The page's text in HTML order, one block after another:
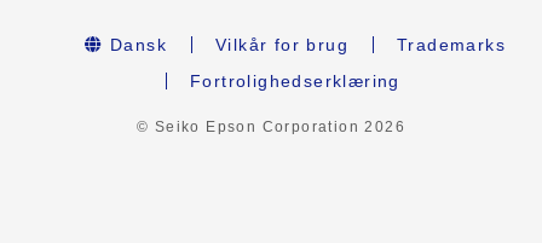
Dansk Vilkår for brug
Trademarks
Fortrolighedserklæring
© Seiko Epson Corporation2026